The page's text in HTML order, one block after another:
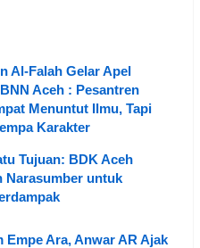
Al-Falah Gelar Apel
Aceh : Pesantren
Menuntut Ilmu, Tapi
Karakter
Tujuan: BDK Aceh
Narasumber untuk
Empe Ara, Anwar AR Ajak